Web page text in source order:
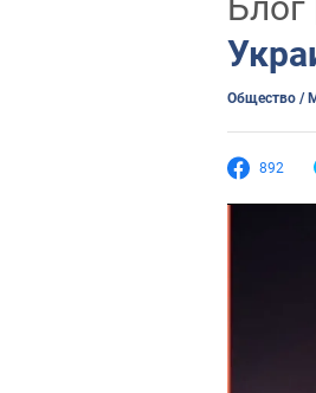
Общество /
892